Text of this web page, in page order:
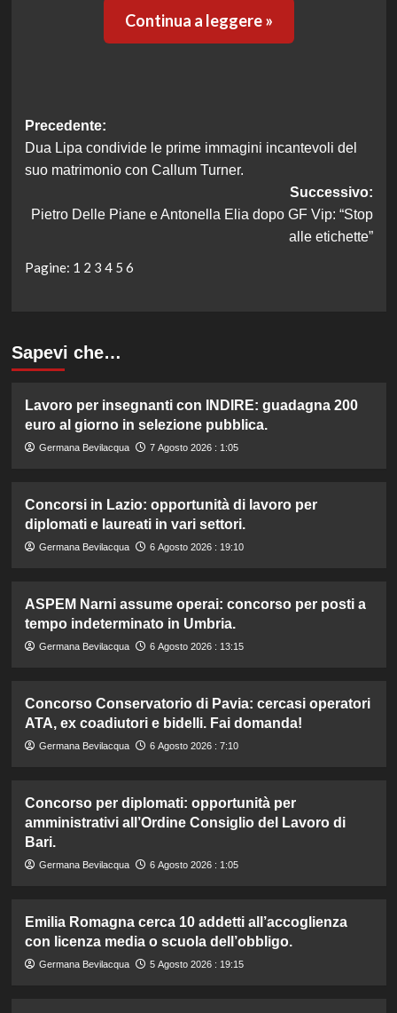
Continua a leggere »
Navigazione
articolo
Precedente:
Dua Lipa condivide le prime immagini incantevoli del
suo matrimonio con Callum Turner.
Successivo:
Pietro Delle Piane e Antonella Elia dopo GF Vip: “Stop
alle etichette”
Pagine: 1 2 3 4 5 6
Sapevi che…
Lavoro per insegnanti con INDIRE: guadagna 200
euro al giorno in selezione pubblica.
Germana Bevilacqua 7 Agosto 2026 : 1:05
Concorsi in Lazio: opportunità di lavoro per
diplomati e laureati in vari settori.
Germana Bevilacqua 6 Agosto 2026 : 19:10
ASPEM Narni assume operai: concorso per posti a
tempo indeterminato in Umbria.
Germana Bevilacqua 6 Agosto 2026 : 13:15
Concorso Conservatorio di Pavia: cercasi operatori
ATA, ex coadiutori e bidelli. Fai domanda!
Germana Bevilacqua 6 Agosto 2026 : 7:10
Concorso per diplomati: opportunità per
amministrativi all’Ordine Consiglio del Lavoro di
Bari.
Germana Bevilacqua 6 Agosto 2026 : 1:05
Emilia Romagna cerca 10 addetti all’accoglienza
con licenza media o scuola dell’obbligo.
Germana Bevilacqua 5 Agosto 2026 : 19:15